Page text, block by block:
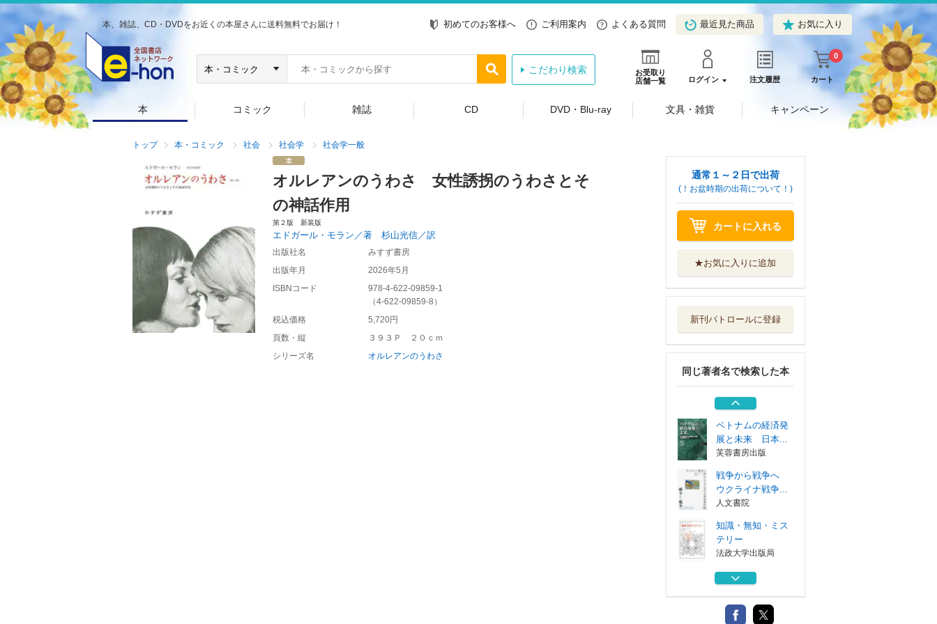
本、雑誌、CD・DVDをお近くの本屋さんに送料無料でお届け！ 初めてのお客様へ ご利用案内 よくある質問 最近見た商品 お気に入り
お受取り
店舗一覧
ログイン 注文履歴 カート
0
こだわり検索
本 コミック 雑誌 CD DVD・Blu-ray 文具・雑貨 キャンペーン
トップ 本・コミック 社会 社会学 社会学一般
オルレアンのうわさ 女性誘拐のうわさとそ
の神話作用
第２版 新装版
エドガール・モラン／著 杉山光信／訳
出版社名
みすず書房
出版年月
2026年5月
ISBNコード
978-4-622-09859-1
（4-622-09859-8 ）
税込価格
5,720円
頁数・縦
３９３Ｐ ２０ｃｍ
シリーズ名
オルレアンのうわさ
通常１～２日で出荷
(！お盆時期の出荷について！)
カートに入れる
★お気に入りに追加
新刊パトロールに登録
同じ著者名で検索した本
知識・無知・ミス
テリー
祖国地球 人類は
法政大学出版局
百歳の哲学者が語
る人生のこと
河出書房新社
ベトナムの経済発
展と未来 日本...
芙蓉書房出版
戦争から戦争へ
ウクライナ戦争...
人文書院
知識・無知・ミス
テリー
法政大学出版局
祖国地球 人類は
法政大学出版局